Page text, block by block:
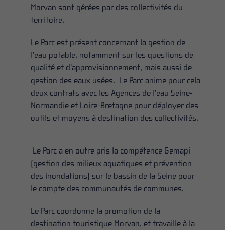
Morvan sont gérées par des collectivités du
territoire.
Le Parc est présent concernant la gestion de
l’eau potable, notamment sur les questions de
qualité et d’approvisionnement, mais aussi de
gestion des eaux usées. Le Parc anime pour cela
deux contrats avec les Agences de l’eau Seine-
Normandie et Loire-Bretagne pour déployer des
outils et moyens à destination des collectivités.
Le Parc a en outre pris la compétence Gemapi
(gestion des milieux aquatiques et prévention
des inondations) sur le bassin de la Seine pour
le compte des communautés de communes.
Le Parc coordonne la promotion de la
destination touristique Morvan, et travaille à la